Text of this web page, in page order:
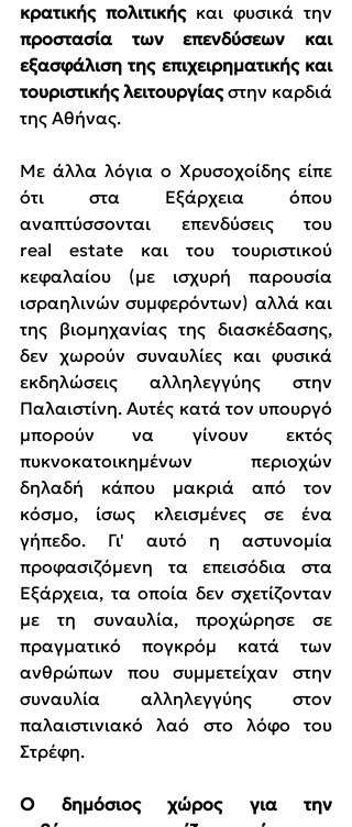
κρατικής πολιτικής
προστασία των επενδύσεων και
εξασφάλιση της επιχειρηματικής και
τουριστικής λειτουργίας στην καρδιά
της Αθήνας.
Με άλλα λόγια ο Χρυσοχοίδης είπε
ότι στα Εξάρχεια όπου
αναπτύσσονται επενδύσεις του
real estate και του τουριστικού
κεφαλαίου (με ισχυρή παρουσία
ισραηλινών συμφερόντων) αλλά και
της βιομηχανίας της διασκέδασης,
δεν χωρούν συναυλίες και φυσικά
εκδηλώσεις αλληλεγγύης στην
Παλαιστίνη. Αυτές κατά τον υπουργό
μπορούν να γίνουν εκτός
πυκνοκατοικημένων περιοχών
δηλαδή κάπου μακριά από τον
κόσμο, ίσως κλεισμένες σε ένα
γήπεδο. Γι' αυτό η αστυνομία
προφασιζόμενη τα επεισόδια στα
Εξάρχεια, τα οποία δεν σχετίζονταν
με τη συναυλία, προχώρησε σε
πραγματικό πογκρόμ κατά των
ανθρώπων που συμμετείχαν στην
συναυλία αλληλεγγύης στον
παλαιστινιακό λαό στο λόφο του
Στρέφη.
Ο δημόσιος χώρος για την